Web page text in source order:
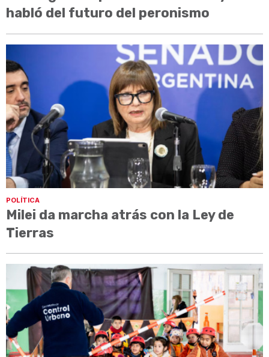
habló del futuro del peronismo
POLÍTICA
Milei da marcha atrás con la Ley de
Tierras